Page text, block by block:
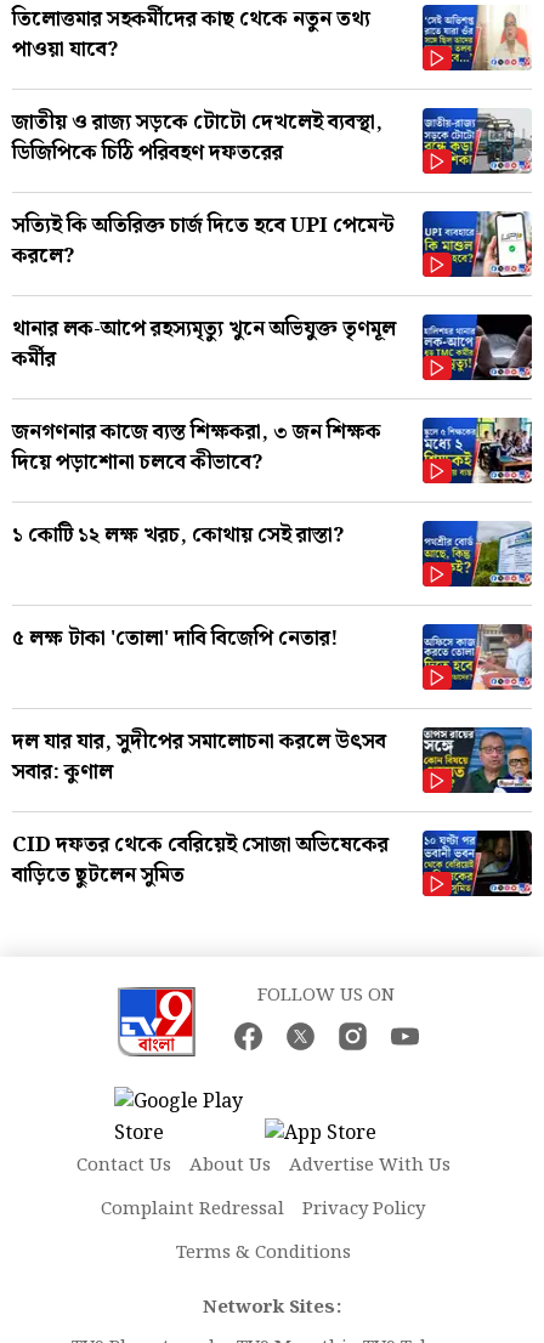
তিলোত্তমার সহকর্মীদের কাছ থেকে নতুন তথ্য
পাওয়া যাবে?
জাতীয় ও রাজ্য সড়কে টোটো দেখলেই ব্যবস্থা,
ডিজিপিকে চিঠি পরিবহণ দফতরের
সত্যিই কি অতিরিক্ত চার্জ দিতে হবে UPI পেমেন্ট
করলে?
থানার লক-আপে রহস্যমৃত্যু খুনে অভিযুক্ত তৃণমূল
কর্মীর
জনগণনার কাজে ব্যস্ত শিক্ষকরা, ৩ জন শিক্ষক
দিয়ে পড়াশোনা চলবে কীভাবে?
১ কোটি ১২ লক্ষ খরচ, কোথায় সেই রাস্তা?
৫ লক্ষ টাকা 'তোলা' দাবি বিজেপি নেতার!
দল যার যার, সুদীপের সমালোচনা করলে উৎসব
সবার: কুণাল
CID দফতর থেকে বেরিয়েই সোজা অভিষেকের
বাড়িতে ছুটলেন সুমিত
FOLLOW US ON
Contact Us About Us
Advertise With Us
Complaint Redressal
Privacy Policy
Terms & Conditions
Network Sites: